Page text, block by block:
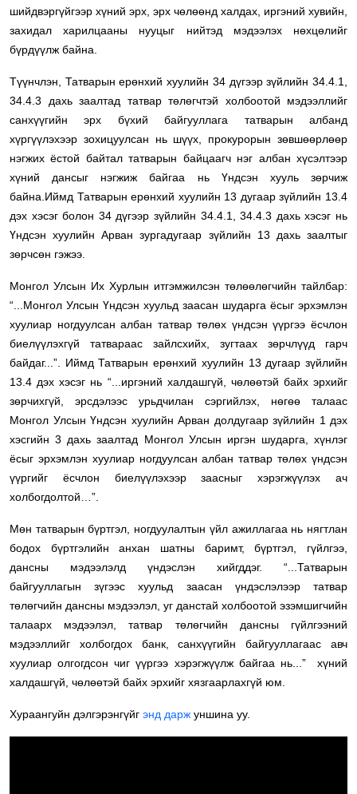
шийдвэргүйгээр хүний эрх, эрх чөлөөнд халдах, иргэний хувийн,
захидал харилцааны нууцыг нийтэд мэдээлэх нөхцөлийг
бүрдүүлж байна.
Түүнчлэн, Татварын ерөнхий хуулийн 34 дүгээр зүйлийн 34.4.1,
34.4.3 дахь заалтад татвар төлөгчтэй холбоотой мэдээллийг
санхүүгийн эрх бүхий байгууллага татварын албанд
хүргүүлэхээр зохицуулсан нь шүүх, прокурорын зөвшөөрлөөр
нэгжих ёстой байтал татварын байцаагч нэг албан хүсэлтээр
хүний дансыг нэгжиж байгаа нь Үндсэн хууль зөрчиж
байна. Иймд Татварын ерөнхий хуулийн 13 дугаар зүйлийн 13.4
дэх хэсэг болон 34 дүгээр зүйлийн 34.4.1, 34.4.3 дахь хэсэг нь
Үндсэн хуулийн Арван зургадугаар зүйлийн 13 дахь заалтыг
зөрчсөн гэжээ.
Монгол Улсын Их Хурлын итгэмжилсэн төлөөлөгчийн тайлбар:
“...Монгол Улсын Үндсэн хуульд заасан шударга ёсыг эрхэмлэн
хуулиар ногдуулсан албан татвар төлөх үндсэн үүргээ ёсчлон
биелүүлэхгүй татвараас зайлсхийх, зугтаах зөрчлүүд гарч
байдаг...”. Иймд Татварын ерөнхий хуулийн 13 дугаар зүйлийн
13.4 дэх хэсэг нь “...иргэний халдашгүй, чөлөөтэй байх эрхийг
зөрчихгүй, эрсдэлээс урьдчилан сэргийлэх, нөгөө талаас
Монгол Улсын Үндсэн хуулийн Арван долдугаар зүйлийн 1 дэх
хэсгийн 3 дахь заалтад Монгол Улсын иргэн шударга, хүнлэг
ёсыг эрхэмлэн хуулиар ногдуулсан албан татвар төлөх үндсэн
үүргийг ёсчлон биелүүлэхээр заасныг хэрэгжүүлэх ач
холбогдолтой…”.
Мөн татварын бүртгэл, ногдуулалтын үйл ажиллагаа нь нягтлан
бодох бүртгэлийн анхан шатны баримт, бүртгэл, гүйлгээ,
дансны мэдээлэлд үндэслэн хийгддэг. “...Татварын
байгууллагын зүгээс хуульд заасан үндэслэлээр татвар
төлөгчийн дансны мэдээлэл, уг данстай холбоотой эзэмшигчийн
талаарх мэдээлэл, татвар төлөгчийн дансны гүйлгээний
мэдээллийг холбогдох банк, санхүүгийн байгууллагаас авч
хуулиар олгогдсон чиг үүргээ хэрэгжүүлж байгаа нь...” хүний
халдашгүй, чөлөөтэй байх эрхийг хязгаарлахгүй юм.
Хураангуйн дэлгэрэнгүйг энд дарж уншина уу.